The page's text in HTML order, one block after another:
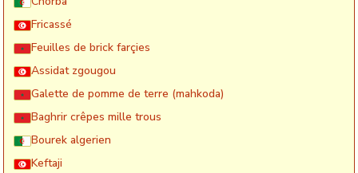
Fricassé
Feuilles de brick farçies
Assidat zgougou
Galette de pomme de terre (mahkoda)
Baghrir crêpes mille trous
Bourek algerien
Keftaji